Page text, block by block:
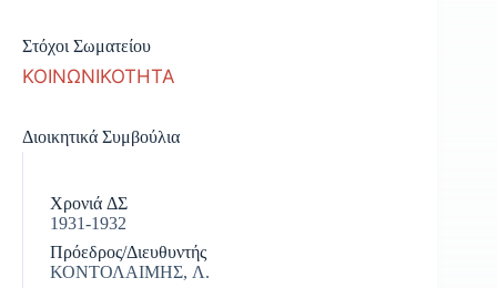
Στόχοι Σωματείου
ΚΟΙΝΩΝΙΚΟΤΗΤΑ
Διοικητικά Συμβούλια
Χρονιά ΔΣ
1931-1932
Πρόεδρος/Διευθυντής
ΚΟΝΤΟΛΑΙΜΗΣ, Λ.